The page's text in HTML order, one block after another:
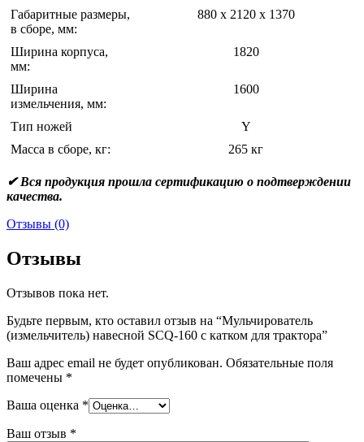
Габаритные размеры,
в сборе, мм:
880 х 2120 х 1370
Ширина корпуса,
мм:
1820
Ширина
измельчения, мм:
1600
Тип ножей
Y
Масса в сборе, кг:
265 кг
✔ Вся продукция прошла сертификацию о подтверждении
качества.
Отзывы (0)
Отзывы
Отзывов пока нет.
Будьте первым, кто оставил отзыв на “Мульчирователь
(измельчитель) навесной SCQ-160 с катком для трактора”
Ваш адрес email не будет опубликован. Обязательные поля
помечены *
Ваша оценка *
Ваш отзыв *